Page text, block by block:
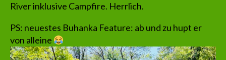
River inklusive Campfire. Herrlich.
PS: neuestes Buhanka Feature: ab und zu hupt er
von alleine